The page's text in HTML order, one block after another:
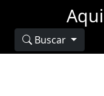
Buscar